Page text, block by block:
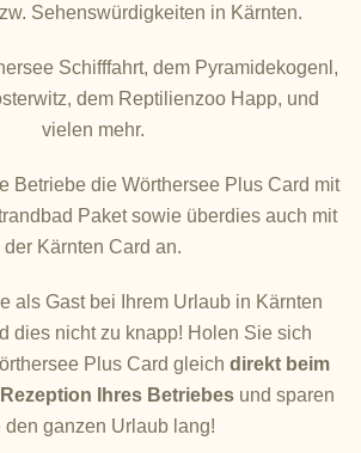
Sehenswürdigkeiten in Kärnten.
Schifffahrt, dem Pyramidekogenl,
dem Reptilienzoo Happ, und
vielen mehr.
Betriebe die Wörthersee Plus Card mit
Paket sowie überdies auch mit
der Kärnten Card an.
als Gast bei Ihrem Urlaub in Kärnten
dies nicht zu knapp! Holen Sie sich
Plus Card gleich direkt beim
Ihres Betriebes und sparen
den ganzen Urlaub lang!